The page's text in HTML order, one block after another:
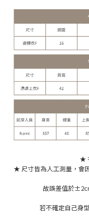
★
★ 尺寸皆為人工測量，會
故誤差值於
若不確定自己身